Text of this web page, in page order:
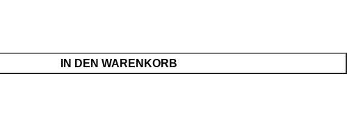
IN DEN WARENKORB